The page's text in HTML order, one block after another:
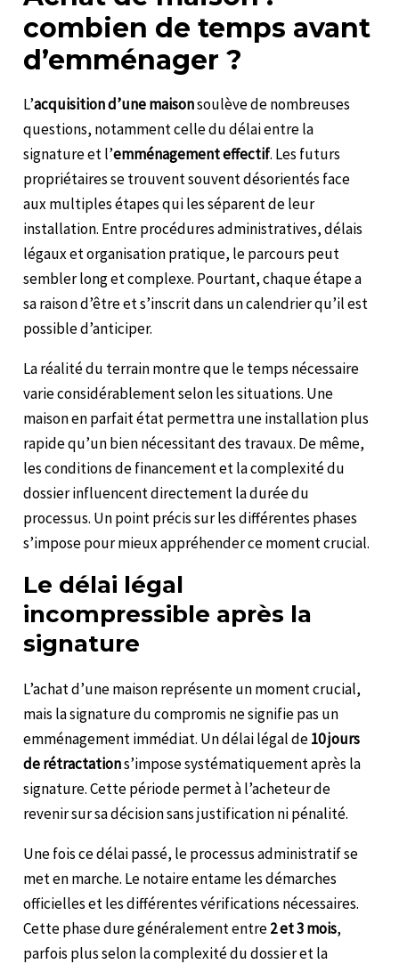
combien de temps avant
d’emménager ?
L’acquisition d’une maisonsoulève de nombreuses
questions, notamment celle du délai entre la
signature et l’emménagement effectif. Les futurs
propriétaires se trouvent souvent désorientés face
aux multiples étapes qui les séparent de leur
installation. Entre procédures administratives, délais
légaux et organisation pratique, le parcours peut
sembler long et complexe. Pourtant, chaque étape a
sa raison d’être et s’inscrit dans un calendrier qu’il est
possible d’anticiper.
La réalité du terrain montre que le temps nécessaire
varie considérablement selon les situations. Une
maison en parfait état permettra une installation plus
rapide qu’un bien nécessitant des travaux. De même,
les conditions de financement et la complexité du
dossier influencent directement la durée du
processus. Un point précis sur les différentes phases
s’impose pour mieux appréhender ce moment crucial.
Le délai légal
incompressible après la
signature
L’achat d’une maison représente un moment crucial,
mais la signature du compromis ne signifie pas un
emménagement immédiat. Un délai légal de10 jours
de rétractations’impose systématiquement après la
signature. Cette période permet à l’acheteur de
revenir sur sa décision sans justification ni pénalité.
Une fois ce délai passé, le processus administratif se
met en marche. Le notaire entame les démarches
officielles et les différentes vérifications nécessaires.
Cette phase dure généralement entre2 et 3 mois,
parfois plus selon la complexité du dossier et la